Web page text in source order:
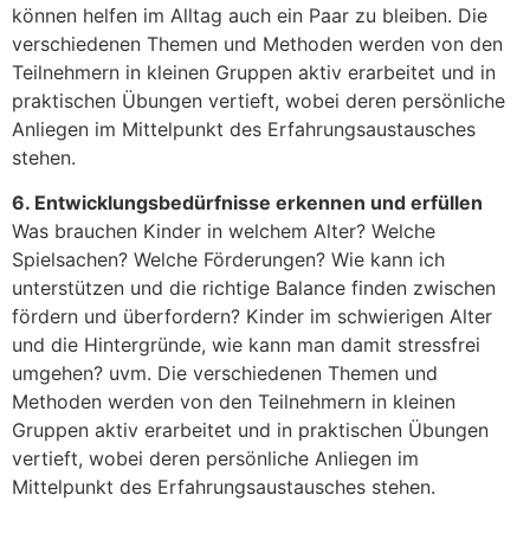
können helfen im Alltag auch ein Paar zu bleiben. Die
verschiedenen Themen und Methoden werden von den
Teilnehmern in kleinen Gruppen aktiv erarbeitet und in
praktischen Übungen vertieft, wobei deren persönliche
Anliegen im Mittelpunkt des Erfahrungsaustausches
stehen.
6. Entwicklungsbedürfnisse erkennen und erfüllen
Was brauchen Kinder in welchem Alter? Welche
Spielsachen? Welche Förderungen? Wie kann ich
unterstützen und die richtige Balance finden zwischen
fördern und überfordern? Kinder im schwierigen Alter
und die Hintergründe, wie kann man damit stressfrei
umgehen? uvm. Die verschiedenen Themen und
Methoden werden von den Teilnehmern in kleinen
Gruppen aktiv erarbeitet und in praktischen Übungen
vertieft, wobei deren persönliche Anliegen im
Mittelpunkt des Erfahrungsaustausches stehen.